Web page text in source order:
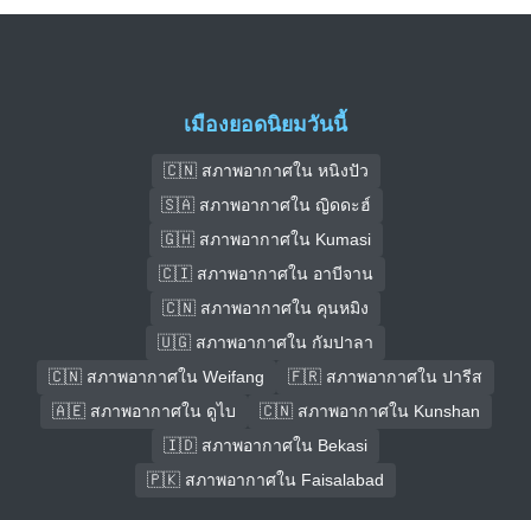
เมืองยอดนิยมวันนี้
🇨🇳 สภาพอากาศใน หนิงปัว
🇸🇦 สภาพอากาศใน ญิดดะฮ์
🇬🇭 สภาพอากาศใน Kumasi
🇨🇮 สภาพอากาศใน อาบีจาน
🇨🇳 สภาพอากาศใน คุนหมิง
🇺🇬 สภาพอากาศใน กัมปาลา
🇨🇳 สภาพอากาศใน Weifang
🇫🇷 สภาพอากาศใน ปารีส
🇦🇪 สภาพอากาศใน ดูไบ
🇨🇳 สภาพอากาศใน Kunshan
🇮🇩 สภาพอากาศใน Bekasi
🇵🇰 สภาพอากาศใน Faisalabad